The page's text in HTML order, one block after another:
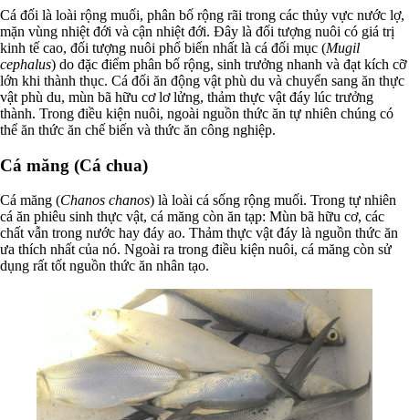
Cá đối là loài rộng muối, phân bố rộng rãi trong các thủy vực nước lợ,
mặn vùng nhiệt đới và cận nhiệt đới. Đây là đối tượng nuôi có giá trị
kinh tế cao, đối tượng nuôi phổ biến nhất là cá đối mục (Mugil
cephalus) do đặc điểm phân bố rộng, sinh trưởng nhanh và đạt kích cỡ
lớn khi thành thục. Cá đối ăn động vật phù du và chuyển sang ăn thực
vật phù du, mùn bã hữu cơ lơ lửng, thảm thực vật đáy lúc trưởng
thành. Trong điều kiện nuôi, ngoài nguồn thức ăn tự nhiên chúng có
thể ăn thức ăn chế biến và thức ăn công nghiệp.
Cá măng (Cá chua)
Cá măng (Chanos chanos) là loài cá sống rộng muối. Trong tự nhiên
cá ăn phiêu sinh thực vật, cá măng còn ăn tạp: Mùn bã hữu cơ, các
chất vẫn trong nước hay đáy ao. Thảm thực vật đáy là nguồn thức ăn
ưa thích nhất của nó. Ngoài ra trong điều kiện nuôi, cá măng còn sử
dụng rất tốt nguồn thức ăn nhân tạo.